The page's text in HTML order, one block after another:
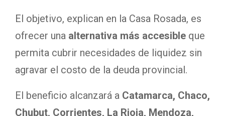
El objetivo, explican en la Casa Rosada, es
ofrecer una alternativa más accesible que
permita cubrir necesidades de liquidez sin
agravar el costo de la deuda provincial.
El beneficio alcanzará a Catamarca, Chaco,
Chubut, Corrientes, La Rioja, Mendoza,